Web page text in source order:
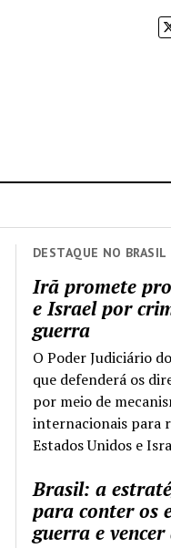
DESTAQUE NO BRASIL
Irã promete
e Israel por
guerra
O Poder Judiciário
que defenderá os
por meio de
internacionais para
Estados Unidos e
Brasil: a
para conter os
guerra e vencer